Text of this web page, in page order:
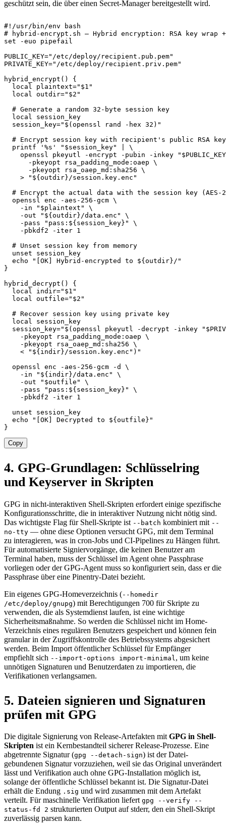
geschützt sein, die über einen Secret-Manager bereitgestellt wird.
#!/usr/bin/env bash
# hybrid-encrypt.sh — Hybrid encryption: RSA key wrap +
set
-euo pipefail
PUBLIC_KEY="/etc/deploy/recipient.pub.pem"
PRIVATE_KEY="/etc/deploy/recipient.priv.pem"
hybrid_encrypt ( )
{
local
plaintext=" $1 "
local
outdir=" $2 "
# Generate a random 32-byte session key
local
session_key
session_key=" $( openssl rand -hex 32 ) "
# Encrypt session key with recipient's public RSA key
printf
'%s' " $session_key"
\
    openssl pkeyutl
-encrypt -pubin -inkey " $PUBLIC_KEY
-pkeyopt rsa_padding_mode:oaep \
-pkeyopt rsa_oaep_md:sha256 \
>
" ${outdir} /session.key.enc"
# Encrypt the actual data with the session key (AES-
  openssl enc -aes-256-gcm
\
-in
" $plaintext "
\
-out
" ${outdir} /data.enc"
\
-pass
"pass: ${session_key} "
\
-pbkdf2
-iter 1
# Unset session key from memory
unset session_key
echo
"[OK] Hybrid-encrypted to ${outdir} /"
}
hybrid_decrypt ( )
{
local
indir=" $1 "
local
outfile=" $2 "
# Recover session key using private key
local
session_key
session_key=" $( openssl pkeyutl -decrypt -inkey "
-pkeyopt rsa_padding_mode:oaep \
-pkeyopt rsa_oaep_md:sha256 \
<
" ${indir} /session.key.enc" ) "
  openssl enc -aes-256-gcm
-d
\
-in
" ${indir} /data.enc"
\
-out
" $outfile "
\
-pass
"pass: ${session_key} "
\
-pbkdf2
-iter 1
unset session_key
echo
"[OK] Decrypted to ${outfile} "
}
Copy
4. GPG-Grundlagen: Schlüsselring
und Keyserver in Skripten
GPG in nicht-interaktiven Shell-Skripten erfordert einige spezifische
Konfigurationsschritte, die in interaktiver Nutzung nicht nötig sind.
Das wichtigste Flag für Shell-Skripte ist --batch kombiniert mit --
no-tty — ohne diese Optionen versucht GPG, mit dem Terminal
zu interagieren, was in cron-Jobs und CI-Pipelines zu Hängen führt.
Für automatisierte Signiervorgänge, die keinen Benutzer am
Terminal haben, muss der Schlüssel im Agent ohne Passphrase
vorliegen oder der GPG-Agent muss so konfiguriert sein, dass er die
Passphrase über eine Pinentry-Datei bezieht.
Ein eigenes GPG-Homeverzeichnis (--homedir
/etc/deploy/gnupg) mit Berechtigungen 700 für Skripte zu
verwenden, die als Systemdienst laufen, ist eine wichtige
Sicherheitsmaßnahme. So werden die Schlüssel nicht im Home-
Verzeichnis eines regulären Benutzers gespeichert und können fein
granular in der Zugriffskontrolle des Betriebssystems abgesichert
werden. Beim Import öffentlicher Schlüssel für Empfänger
empfiehlt sich --import-options import-minimal , um keine
unnötigen Signaturen und Benutzerdaten zu importieren, die
Verifikationen verlangsamen.
5. Dateien signieren und Signaturen
prüfen mit GPG
Die digitale Signierung von Release-Artefakten mit GPG in Shell-
Skripten ist ein Kernbestandteil sicherer Release-Prozesse. Eine
abgetrennte Signatur (gpg --detach-sign) ist der Datei-
gebundenen Signatur vorzuziehen, weil sie das Original unverändert
lässt und Verifikation auch ohne GPG-Installation möglich ist,
solange der öffentliche Schlüssel bekannt ist. Die Signatur-Datei
erhält die Endung .sig und wird zusammen mit dem Artefakt
verteilt. Für maschinelle Verifikation liefert gpg --verify --
status-fd 2 strukturierten Output auf stderr, den ein Shell-Skript
zuverlässig parsen kann.